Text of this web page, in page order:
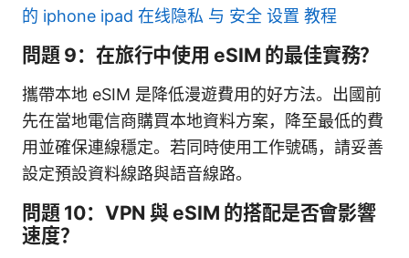
的 iphone ipad 在线隐私 与 安全 设置 教程
問題 9：在旅行中使用 eSIM 的最佳實務？
攜帶本地 eSIM 是降低漫遊費用的好方法。出國前
先在當地電信商購買本地資料方案，降至最低的費
用並確保連線穩定。若同時使用工作號碼，請妥善
設定預設資料線路與語音線路。
問題 10：VPN 與 eSIM 的搭配是否會影響
速度？